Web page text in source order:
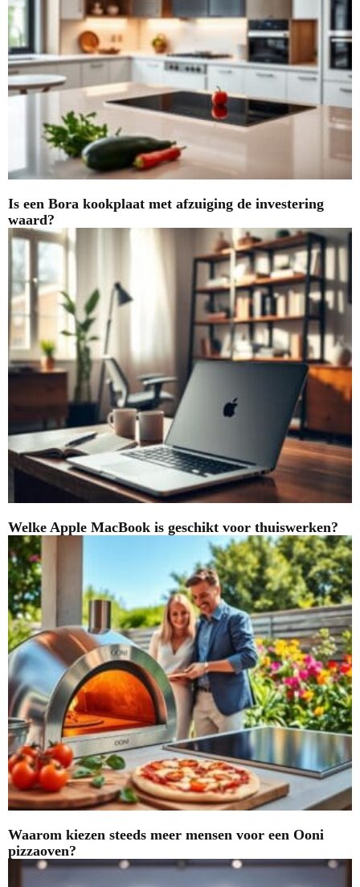
Is een Bora kookplaat met afzuiging de investering
waard?
Welke Apple MacBook is geschikt voor thuiswerken?
Waarom kiezen steeds meer mensen voor een Ooni
pizzaoven?